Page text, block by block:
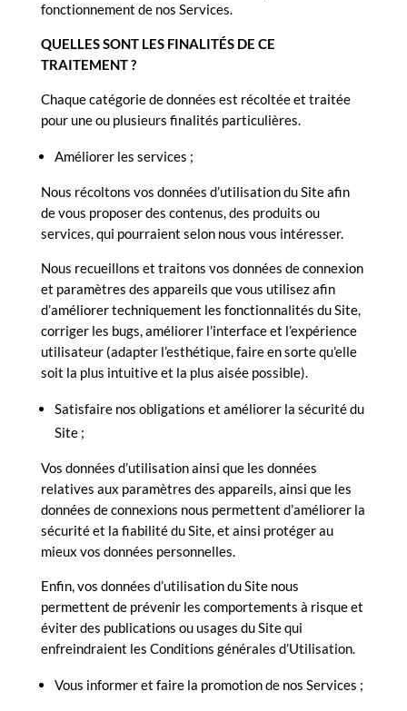
fonctionnement de nos Services.
QUELLES SONT LES FINALITÉS DE CE
TRAITEMENT ?
Chaque catégorie de données est récoltée et traitée
pour une ou plusieurs finalités particulières.
Améliorer les services ;
Nous récoltons vos données d’utilisation du Site afin
de vous proposer des contenus, des produits ou
services, qui pourraient selon nous vous intéresser.
Nous recueillons et traitons vos données de connexion
et paramètres des appareils que vous utilisez afin
d’améliorer techniquement les fonctionnalités du Site,
corriger les bugs, améliorer l’interface et l’expérience
utilisateur (adapter l’esthétique, faire en sorte qu’elle
soit la plus intuitive et la plus aisée possible).
Satisfaire nos obligations et améliorer la sécurité du
Site ;
Vos données d’utilisation ainsi que les données
relatives aux paramètres des appareils, ainsi que les
données de connexions nous permettent d’améliorer la
sécurité et la fiabilité du Site, et ainsi protéger au
mieux vos données personnelles.
Enfin, vos données d’utilisation du Site nous
permettent de prévenir les comportements à risque et
éviter des publications ou usages du Site qui
enfreindraient les Conditions générales d’Utilisation.
Vous informer et faire la promotion de nos Services ;